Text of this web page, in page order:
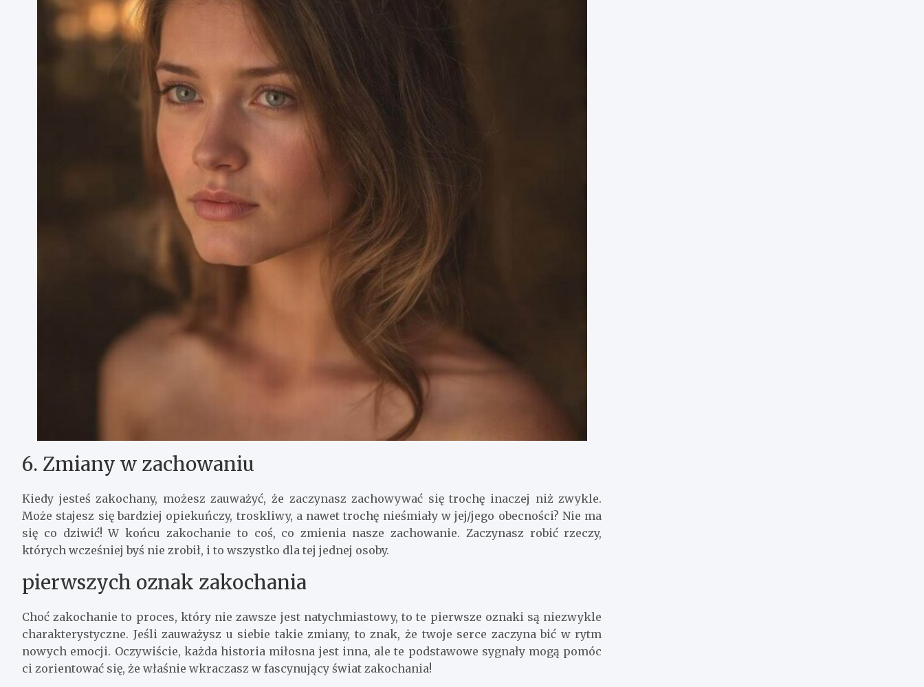
6. Zmiany w zachowaniu
Kiedy jesteś zakochany, możesz zauważyć, że zaczynasz zachowywać się trochę inaczej niż zwykle.
Może stajesz się bardziej opiekuńczy, troskliwy, a nawet trochę nieśmiały w jej/jego obecności? Nie ma
się co dziwić! W końcu zakochanie to coś, co zmienia nasze zachowanie. Zaczynasz robić rzeczy,
których wcześniej byś nie zrobił, i to wszystko dla tej jednej osoby.
pierwszych oznak zakochania
Choć zakochanie to proces, który nie zawsze jest natychmiastowy, to te pierwsze oznaki są niezwykle
charakterystyczne. Jeśli zauważysz u siebie takie zmiany, to znak, że twoje serce zaczyna bić w rytm
nowych emocji. Oczywiście, każda historia miłosna jest inna, ale te podstawowe sygnały mogą pomóc
ci zorientować się, że właśnie wkraczasz w fascynujący świat zakochania!